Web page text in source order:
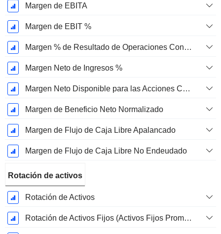
Margen de EBITA
Margen de EBIT %
Margen % de Resultado de Operaciones Continuas
Margen Neto de Ingresos %
Margen Neto Disponible para las Acciones Comunes %
Margen de Beneficio Neto Normalizado
Margen de Flujo de Caja Libre Apalancado
Margen de Flujo de Caja Libre No Endeudado
Rotación de activos
Rotación de Activos
Rotación de Activos Fijos (Activos Fijos Promedio)